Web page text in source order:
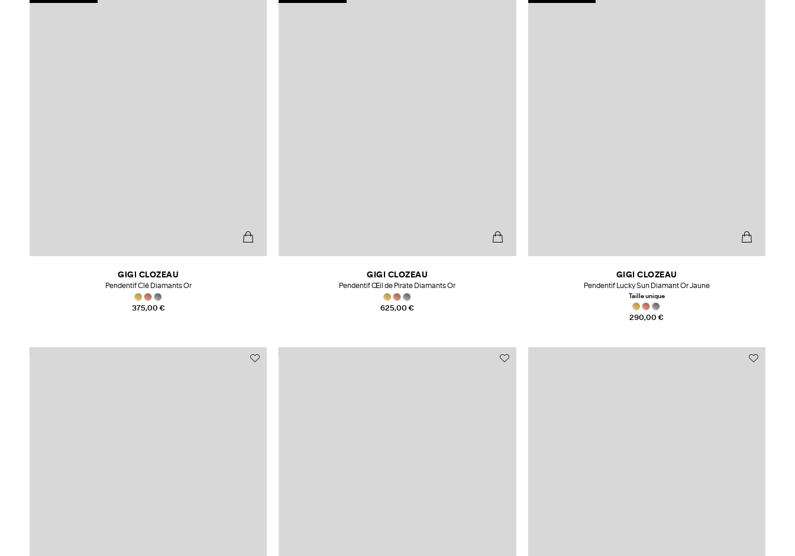
375,00 €
GIGI CLOZEAU
Pendentif Clé Diamants Or
625,00 €
GIGI CLOZEAU
Pendentif Œil de Pirate Diamants Or
290,00 €
GIGI CLOZEAU
Pendentif Lucky Sun Diamant Or Jaune
Taille unique